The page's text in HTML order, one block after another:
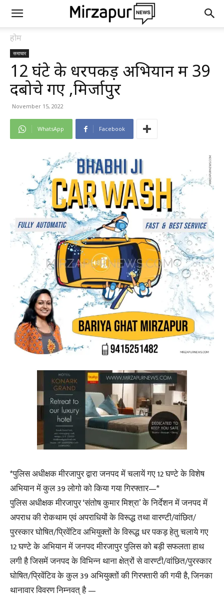
होम
समाचार
12 घंटे के धरपकड़ अभियान में 39
दबोचे गए ,मिर्जापुर
November 15, 2022
WhatsApp Facebook
*पुलिस अधीक्षक मीरजापुर द्वारा जनपद में चलायें गए 12 घण्टे के विशेष
अभियान में कुल 39 लोगो को किया गया गिरफ्तार—*
पुलिस अधीक्षक मीरजापुर ‘संतोष कुमार मिश्रा’ के निर्देशन में जनपद में
अपराध की रोकथाम एवं अपराधियों के विरूद्ध तथा वारण्टी/वांछित/
पुरस्कार घोषित/प्रिवेंटिव अभियुक्तों के विरूद्ध धर पकड़ हेतु चलाये गए
12 घण्टे के अभियान में जनपद मीरजापुर पुलिस को बड़ी सफलता हाथ
लगी है जिसमें जनपद के विभिन्न थाना क्षेत्रों से वारण्टी/वांछित/पुरस्कार
घोषित/प्रिवेंटिव के कुल 39 अभियुक्तों की गिरफ्तारी की गयी है, जिनका
थानावार विवरण निम्नवत् है —